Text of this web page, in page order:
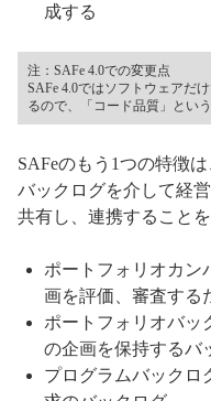
成する
注：SAFe 4.0での変更点
SAFe 4.0ではソフトウェアだ
るので、「コード品質」とい
SAFeのもう1つの特徴
バックログを介して経
共有し、連携すること
ポートフォリオカン
画を評価、審査する
ポートフォリオバッ
の企画を保持するバ
プログラムバックロ